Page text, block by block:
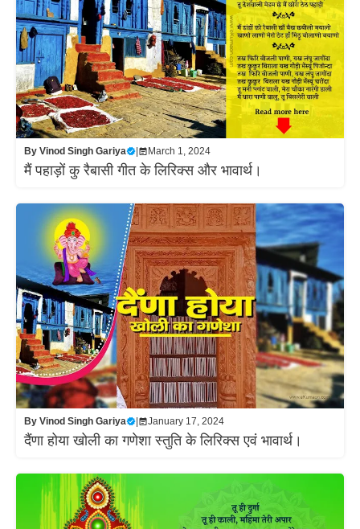
By Vinod Singh Gariya | March 1, 2024
मैं पहाड़ों कु रैबासी गीत के लिरिक्स और भावार्थ।
By Vinod Singh Gariya | January 17, 2024
दैंणा होया खोली का गणेशा स्तुति के लिरिक्स एवं भावार्थ।